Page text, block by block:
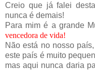
Creio que já falei
nunca é demais!
Para mim é a grande
vencedora de vida!
Não está no nosso
este país é muito
mas aqui nunca daria